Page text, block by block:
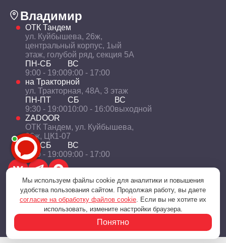
Владимир
ОТК Тандем
ул. Куйбышева, 26ж,
центральный корпус, 1ый
этаж, голубой ряд, секция 5А
ПН-СБ
9:00 - 19:00
ВС
9:00 - 17:00
на Тракторной
ул. Тракторная, 48А, 3 этаж
ПН-ПТ
9:30 - 19:00
СБ
10:00 - 16:00
ВС
выходной
ZADOOR
ОТК Тандем, ул. Куйбышева,
26ж, ЦК1-07
ПН-СБ
9:00 - 19:00
ВС
9:00 - 17:00
Политика конфиденциальности
© 2001 — 2026 «Технологии уюта и комфорта»
Разработка и поддержка - Цифровое агентство BitWeb
Мы используем файлы cookie для аналитики и повышения
удобства пользования сайтом. Продолжая работу, вы даете
согласие на обработку файлов cookie. Если вы не хотите их
использовать, измените настройки браузера.
Понятно